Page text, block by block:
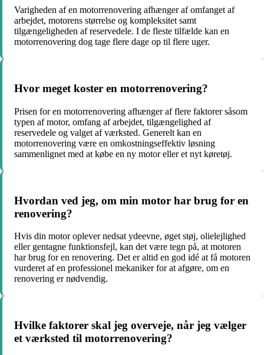
Varigheden af en motorrenovering afhænger af omfanget af
arbejdet, motorens størrelse og kompleksitet samt
tilgængeligheden af ​​reservedele. I de fleste tilfælde kan en
motorrenovering dog tage flere dage op til flere uger.
Hvor meget koster en motorrenovering?
Prisen for en motorrenovering afhænger af flere faktorer såsom
typen af ​​motor, omfang af arbejdet, tilgængelighed af
reservedele og valget af værksted. Generelt kan en
motorrenovering være en omkostningseffektiv løsning
sammenlignet med at købe en ny motor eller et nyt køretøj.
Hvordan ved jeg, om min motor har brug for en
renovering?
Hvis din motor oplever nedsat ydeevne, øget støj, olielejlighed
eller gentagne funktionsfejl, kan det være tegn på, at motoren
har brug for en renovering. Det er altid en god idé at få motoren
vurderet af en professionel mekaniker for at afgøre, om en
renovering er nødvendig.
Hvilke faktorer skal jeg overveje, når jeg vælger
et værksted til motorrenovering?